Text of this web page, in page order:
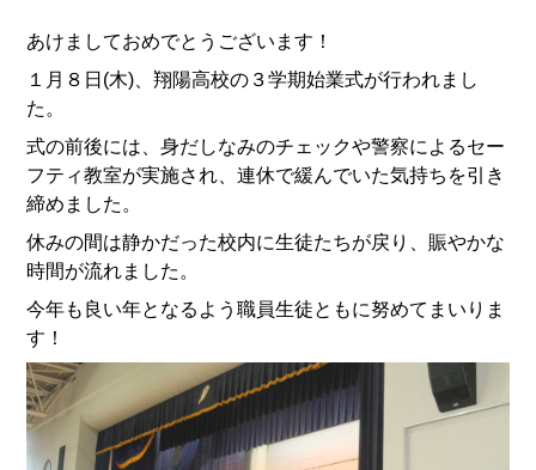
あけましておめでとうございます！
１月８日(木)、翔陽高校の３学期始業式が行われまし
た。
式の前後には、身だしなみのチェックや警察によるセー
フティ教室が実施され、連休で緩んでいた気持ちを引き
締めました。
休みの間は静かだった校内に生徒たちが戻り、賑やかな
時間が流れました。
今年も良い年となるよう職員生徒ともに努めてまいりま
す！